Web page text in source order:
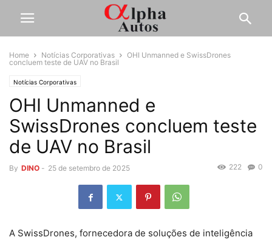
Home Notícias Corporativas
OHI Unmanned e SwissDrones
concluem teste de UAV no Brasil
Notícias Corporativas
OHI Unmanned e
SwissDrones concluem teste
de UAV no Brasil
By DINO - 25 de setembro de 2025 0
222
A SwissDrones, fornecedora de soluções de inteligência